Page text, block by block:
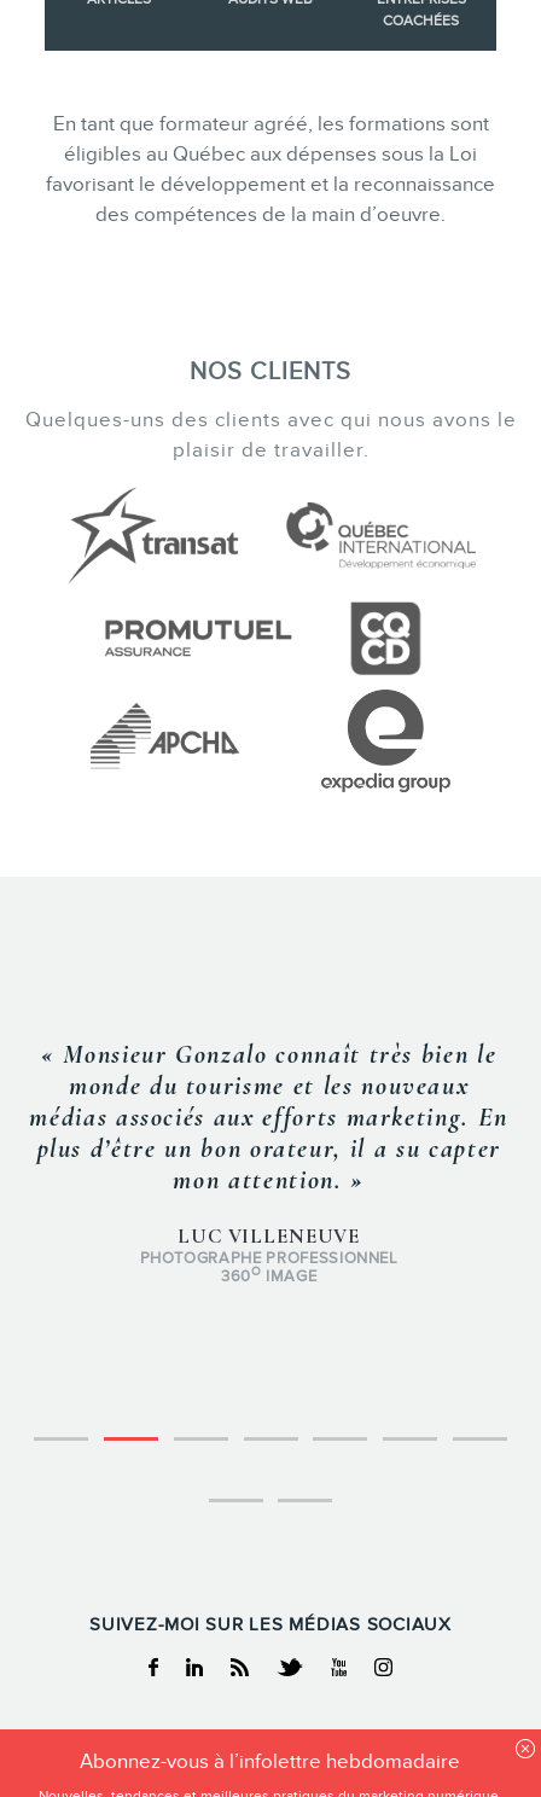
COACHÉES
En tant que formateur agréé, les formations sont
éligibles au Québec aux dépenses sous la Loi
favorisant le développement et la reconnaissance
des compétences de la main d’oeuvre.
NOS CLIENTS
Quelques-uns des clients avec qui nous avons le
plaisir de travailler.
« Monsieur Gonzalo connaît très bien le
monde du tourisme et les nouveaux
médias associés aux efforts marketing. En
plus d’être un bon orateur, il a su capter
mon attention. »
LUC VILLENEUVE
PHOTOGRAPHE PROFESSIONNEL
360O IMAGE
SUIVEZ-MOI SUR LES MÉDIAS SOCIAUX
Facebook
LinkedinRSS TwitterYoutubeInstagram
Abonnez-vous à l’infolettre hebdomadaire